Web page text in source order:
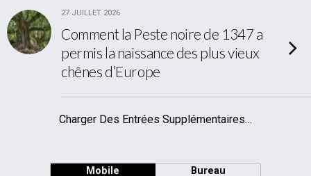
27 JUILLET 2026
Comment la Peste noire de 1347 a
permis la naissance des plus vieux
chênes d’Europe
Charger Des Entrées Supplémentaires…
Mobile Bureau